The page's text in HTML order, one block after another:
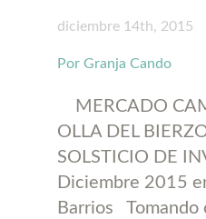
diciembre 14th, 2015
Por Granja Cando
MERCADO
OLLA DEL
SOLSTICIO DE
Diciembre 2015
Barrios Tomando